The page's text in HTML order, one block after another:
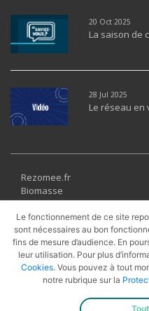
20 Oct 2025
La saison de
28 Jul 2025
Le réseau en
Rezomee.fr
Biomasse
Géothermie
Solaire thermique
Récupération
UVE
PAC
Cogénération
Gaz Naturel
Le fonctionnement de ce site
sont nécessaires au bon
fins de mesure d’audience. En
leur utilisation. Pour plus
Cookies. Vous pouvez à tout
notre rubrique sur la